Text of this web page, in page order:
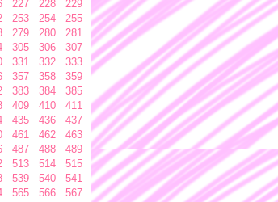
227 228
229
253 254
255
279 280
281
305 306
307
331 332
333
357 358
359
383 384
385
409 410
411
435 436
437
461 462
463
487 488
489
513 514
515
539 540
541
565 566
567